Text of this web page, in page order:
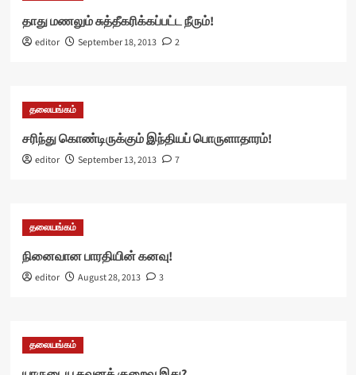
தாது மணலும் சுத்தீகரிக்கப்பட்ட நீரும்!
editor September 18, 2013 2
தலையங்கம்
சரிந்து கொண்டிருக்கும் இந்தியப் பொருளாதாரம்!
editor September 13, 2013 7
தலையங்கம்
நினைவான பாரதியின் கனவு!
editor August 28, 2013 3
தலையங்கம்